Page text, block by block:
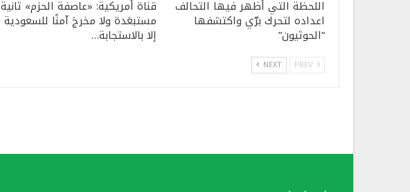
اللحظة التي أظهر فيها التحالف
اعداده لتحرك برّي واكتشفها
“الحوثيون”
قناة أمريكية: «عاصفة الحزم» ثانية
مستبعَدة ولا مخرجَ آمنًا للسعودية
إلا بالاستجابة…
NEXT